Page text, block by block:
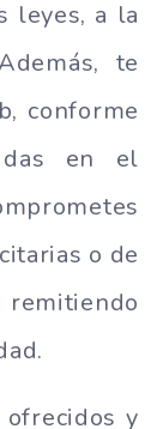
leyes, a la
te
conforme
en el
o de
y